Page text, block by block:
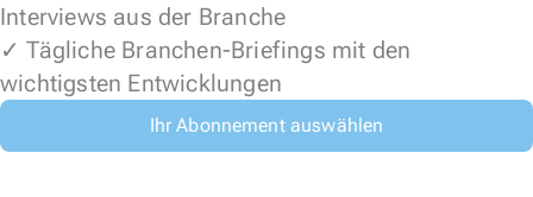
Interviews aus der Branche
✓ Tägliche Branchen-Briefings mit den
wichtigsten Entwicklungen
Ihr Abonnement auswählen